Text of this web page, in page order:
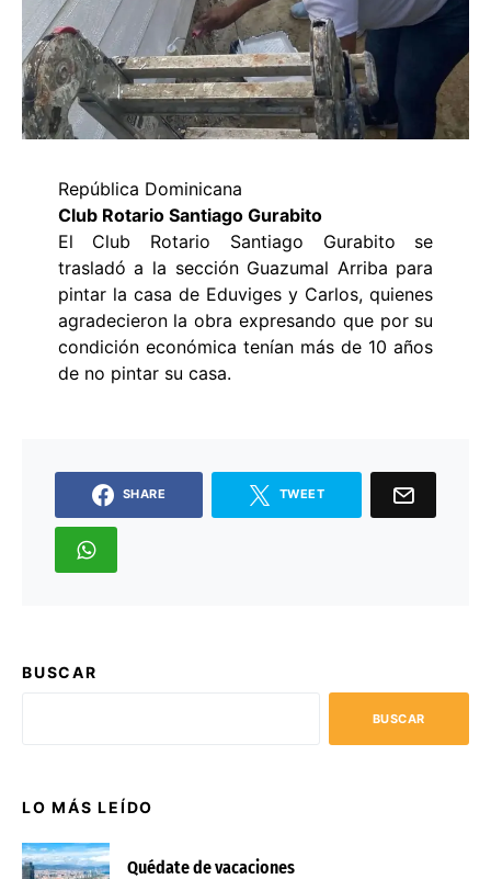
República Dominicana
Club Rotario Santiago Gurabito
El Club Rotario Santiago Gurabito se
trasladó a la sección Guazumal Arriba para
pintar la casa de Eduviges y Carlos, quienes
agradecieron la obra expresando que por su
condición económica tenían más de 10 años
de no pintar su casa.
SHARE TWEET
BUSCAR
BUSCAR
LO MÁS LEÍDO
Quédate de vacaciones